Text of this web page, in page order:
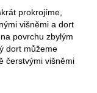
prokrojíme,
višněmi a dort
povrchu zbylým
dort můžeme
čerstvými višněmi